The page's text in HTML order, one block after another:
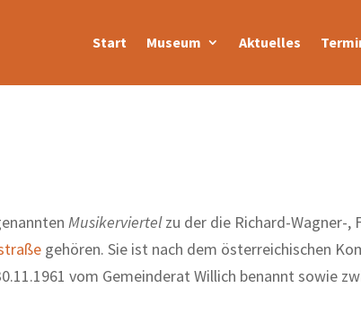
Start Museum Aktuelles
Musikerviertelzu der die Richard-Wagner-,
gehören. Sie ist nach dem österreichischen
vom Gemeinderat Willich benannt sowie